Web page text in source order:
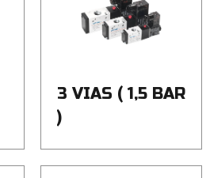
3 VIAS ( 1,5 BAR
)